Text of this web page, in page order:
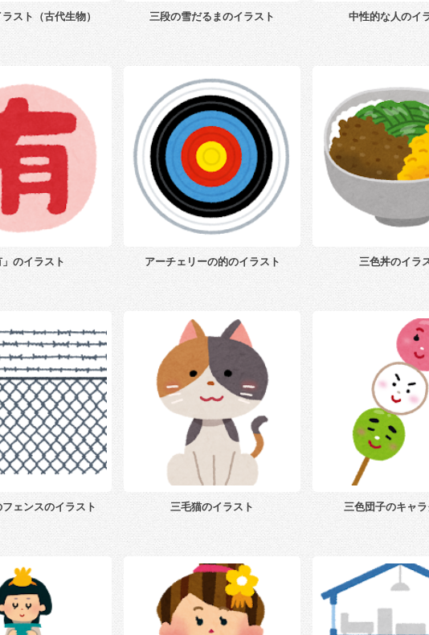
スト（古代生物） 三段の雪だるまのイラスト 中性的な人のイ
のイラスト アーチェリーの的のイラスト 三色丼のイラ
ェンスのイラスト 三毛猫のイラスト 三色団子のキャ